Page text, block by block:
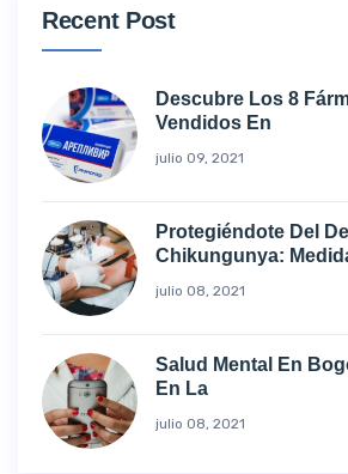
Recent Post
Descubre Los 8
Vendidos En
julio 09, 2021
Protegiéndote Del
Chikungunya:
julio 08, 2021
Salud Mental En
En La
julio 08, 2021